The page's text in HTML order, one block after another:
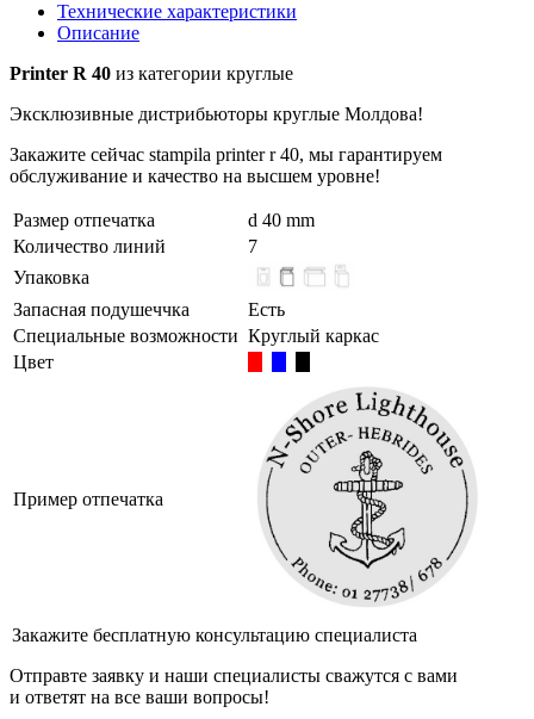
Технические характеристики
Описание
Printer R 40 из категории круглые
Эксклюзивные дистрибьюторы круглые Молдова!
Закажите сейчас stampila printer r 40, мы гарантируем
обслуживание и качество на высшем уровне!
Размер отпечатка
d 40 mm
Количество линий
7
Упаковка
Запасная подушеччка
Есть
Специальные возможности Круглый каркас
Цвет
Пример отпечатка
Закажите бесплатную консультацию специалиста
Отправте заявку и наши специалисты сважутся с вами
и ответят на все ваши вопросы!